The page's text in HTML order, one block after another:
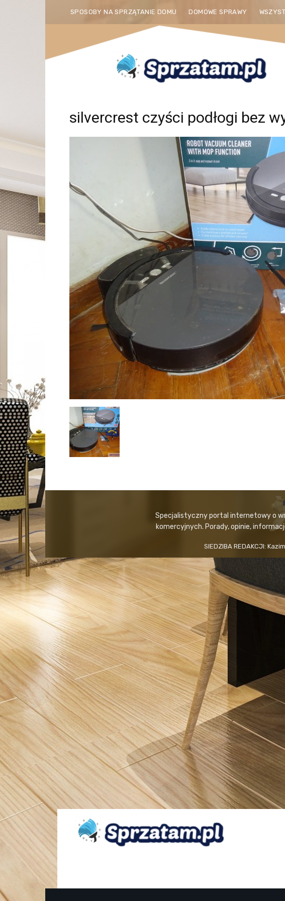
SPOSOBY NA SPRZĄTANIE DOMU DOMOWE SPRAWY
silvercrest czyści podłogi bez
Specjalistyczny portal internetowy o
komercyjnych. Porady, opinie,
SIEDZIBA REDAKCJI: